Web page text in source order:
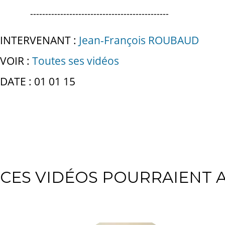
----------------------------------------------
INTERVENANT : Jean-François ROUBAUD
VOIR : Toutes ses vidéos
DATE : 01 01 15
CES VIDÉOS POURRAIENT